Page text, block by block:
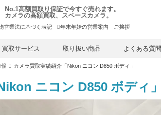
キ
No.1高額買取り保証で今すぐ売れます。
カメラの高額買取、スペースカメラ。
営業法に基づく表記 年末年始の営業案内 ご挨拶
買取サービス 取り扱い商品 よくある質問
カメラ買取実績紹介「Nikon ニコン D850 ボディ」
ニコン D850 ボディ」